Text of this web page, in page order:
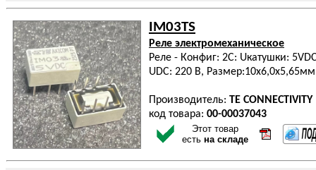
IM03TS
Реле электромеханическое
Реле - Конфиг: 2C: Uкатушки:
UDC: 220 В, Размер:10x6,0x5,65мм
Производитель: TE CONNECTIVITY
код товара: 00-00037043
Этот товар
есть на складе